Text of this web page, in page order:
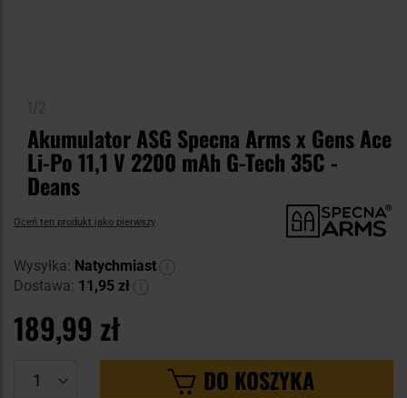
Akumulator ASG Specna Arms x Gens Ace
Li-Po 11,1 V 2200 mAh G-Tech 35C -
Deans
Oceń ten produkt jako pierwszy
Wysyłka: Natychmiast
Dostawa: 11,95 zł
189,99 zł
DO KOSZYKA